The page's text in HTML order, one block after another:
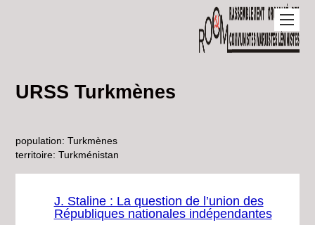
URSS Turkmènes
population: Turkmènes
territoire: Turkménistan
J. Staline : La question de l’union des
Républiques nationales indépendantes